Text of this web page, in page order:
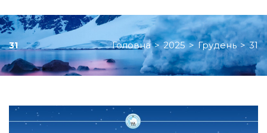
31 Головна > 2025 > Грудень > 31
День: